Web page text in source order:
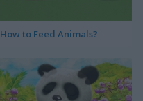
How to Feed Animals?